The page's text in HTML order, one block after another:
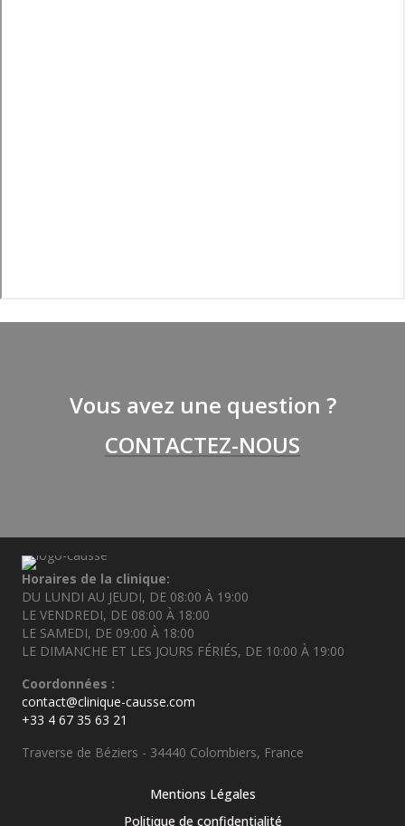
Vous avez une question ?
CONTACTEZ-NOUS
Horaires de la clinique:
DU LUNDI AU JEUDI, DE 08:00 À 19:00
LE VENDREDI, DE 08:00 À 18:00
LE SAMEDI, DE 09:00 À 18:00
LE DIMANCHE ET LES JOURS FÉRIÉS, DE 10:00 À 19:00
Coordonnées :
contact@clinique-causse.com
+33 4 67 35 63 21
Traverse de Béziers - 34440 Colombiers, France
Mentions Légales
Politique de confidentialité